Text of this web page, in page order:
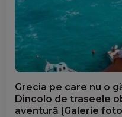
Grecia pe care nu o
Dincolo de traseele
aventură (Galerie